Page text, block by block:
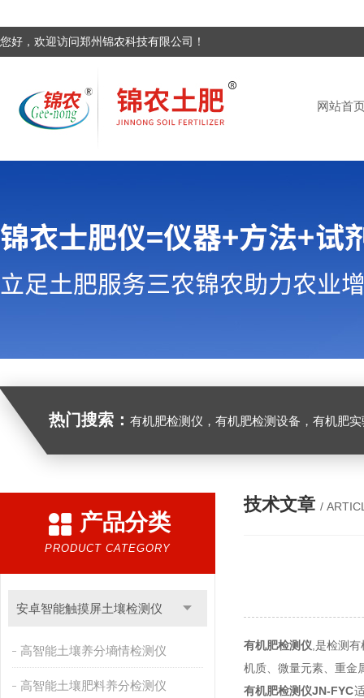
您好，欢迎访问郑州锦农科技有限公司！
网站首
热门搜索： 有机肥检测仪，有机肥检测设备，有机肥实验室设备，生物有
产品分类
PRODUCT CATEGORY
安卓智能触摸屏土壤检测仪
高智能土壤养分墒情检测仪
高智能土壤肥料养分检测仪
技术文章 /
有机肥检测仪 ,是检测
机质、微量元素、重金
有机肥检测仪JN-FYC